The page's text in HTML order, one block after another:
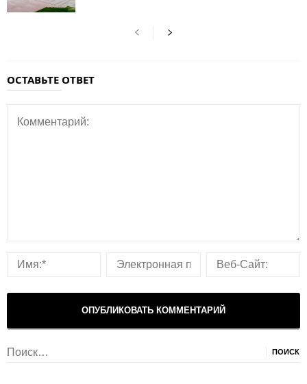
ОСТАВЬТЕ ОТВЕТ
Найти: